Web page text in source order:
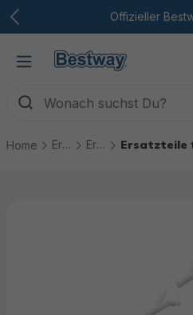
Zum Hauptinhalt Offizieller
Home Ersatzteile Ersatzteile Pools Ersatzteile